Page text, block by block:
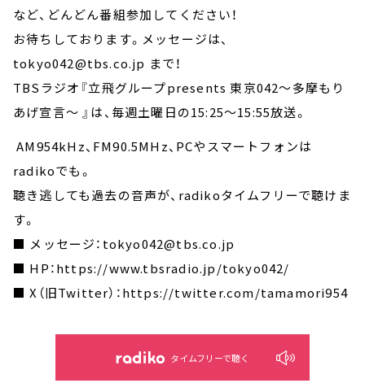
など、どんどん番組参加してください！
お待ちしております。メッセージは、
tokyo042@tbs.co.jp まで！
TBSラジオ『立飛グループpresents 東京042～多摩もり
あげ宣言～ 』は、毎週土曜日の15:25～15:55放送。
AM954kHz、FM90.5MHz、PCやスマートフォンは
radikoでも。
聴き逃しても過去の音声が、radikoタイムフリーで聴けま
す。
■ メッセージ：tokyo042@tbs.co.jp
■ HP：https://www.tbsradio.jp/tokyo042/
■ X（旧Twitter）：https://twitter.com/tamamori954
タイムフリーで聴く